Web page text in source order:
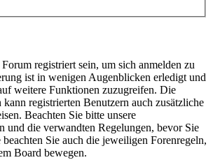
registriert sein, um sich anmelden zu
ist in wenigen Augenblicken erledigt und
weitere Funktionen zuzugreifen. Die
registrierten Benutzern auch zusätzliche
Beachten Sie bitte unsere
und die verwandten Regelungen, bevor Sie
Sie auch die jeweiligen Forenregeln,
Board bewegen.